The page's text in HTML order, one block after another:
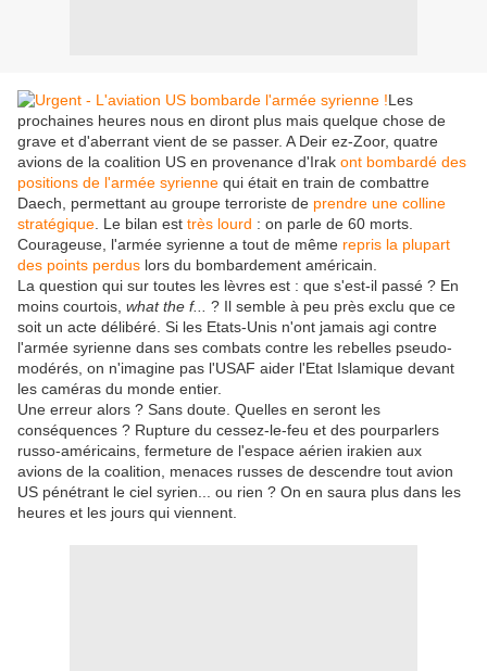
Les
prochaines heures nous en diront plus mais quelque chose de
grave et d'aberrant vient de se passer. A Deir ez-Zoor, quatre
avions de la coalition US en provenance d'Irak ont bombardé des
positions de l'armée syrienne qui était en train de combattre
Daech, permettant au groupe terroriste de prendre une colline
stratégique . Le bilan est très lourd : on parle de 60 morts.
Courageuse, l'armée syrienne a tout de même repris la plupart
des points perdus lors du bombardement américain.
La question qui sur toutes les lèvres est : que s'est-il passé ? En
moins courtois, what the f...
? Il semble à peu près exclu que ce
soit un acte délibéré. Si les Etats-Unis n'ont jamais agi contre
l'armée syrienne dans ses combats contre les rebelles pseudo-
modérés, on n'imagine pas l'USAF aider l'Etat Islamique devant
les caméras du monde entier.
Une erreur alors ? Sans doute. Quelles en seront les
conséquences ? Rupture du cessez-le-feu et des pourparlers
russo-américains, fermeture de l'espace aérien irakien aux
avions de la coalition, menaces russes de descendre tout avion
US pénétrant le ciel syrien... ou rien ? On en saura plus dans les
heures et les jours qui viennent.